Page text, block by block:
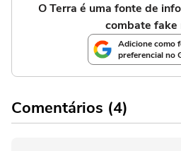
O Terra é uma fonte de
combate fake
Adicione como
preferencial no
Comentários (4)